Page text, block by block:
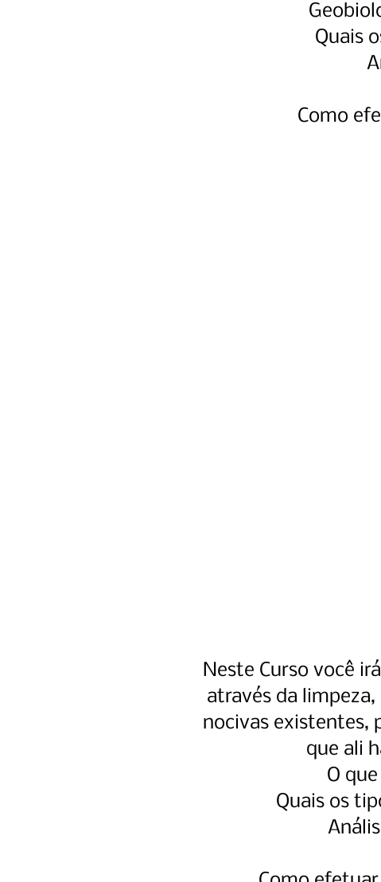
Quais
Como
Neste Curso você
através da
nocivas existentes,
que ali
O
Quais os